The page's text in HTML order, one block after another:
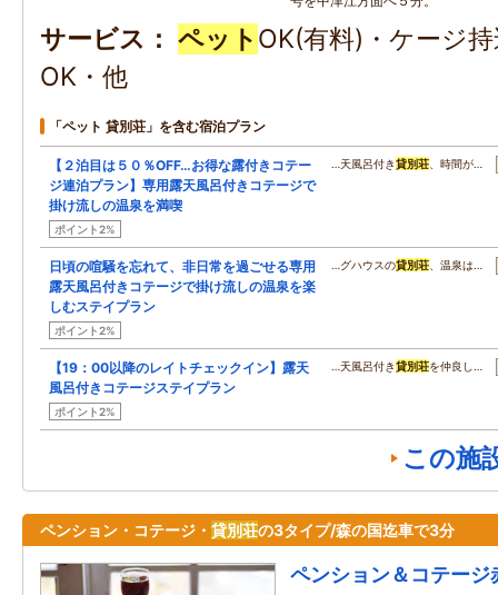
サービス ペット OK(有料)・ケージ
OK・他
「ペット 貸別荘」を含む宿泊プラン
【２泊目は５０％OFF…お得な露付きコテー
ジ連泊プラン】専用露天風呂付きコテージで
掛け流しの温泉を満喫
ポイント2%
…天風呂付き貸別荘 、時間が…
日頃の喧騒を忘れて、非日常を過ごせる専用
露天風呂付きコテージで掛け流しの温泉を楽
しむステイプラン
ポイント2%
…グハウスの貸別荘 、温泉は…
【19：00以降のレイトチェックイン】露天
風呂付きコテージステイプラン
ポイント2%
…天風呂付き貸別荘を仲良し…
この施
ペンション・コテージ・ 貸別荘の3タイプ/森の国迄車で3分
ペンション＆コテージ